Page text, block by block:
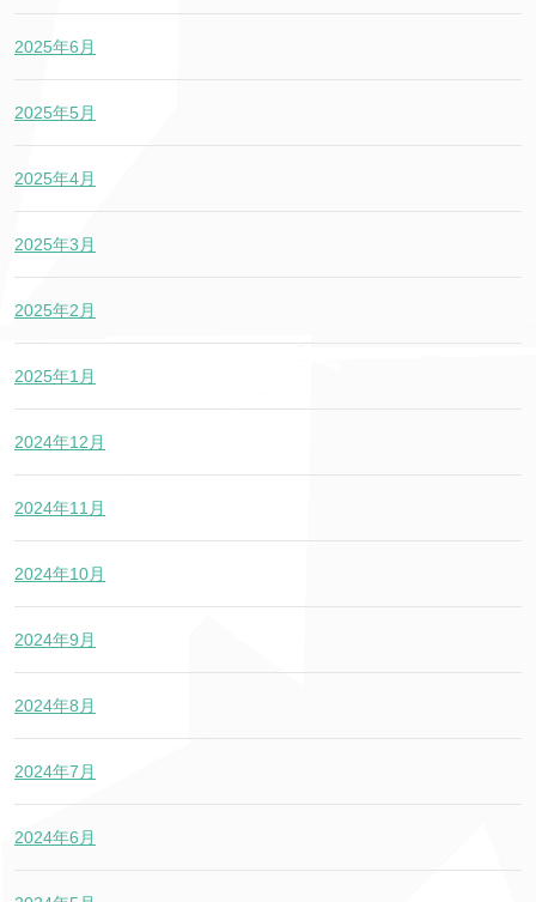
2025年6月
2025年5月
2025年4月
2025年3月
2025年2月
2025年1月
2024年12月
2024年11月
2024年10月
2024年9月
2024年8月
2024年7月
2024年6月